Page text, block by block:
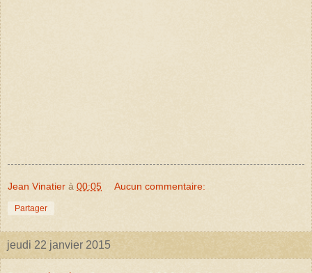
Jean Vinatier à 00:05 Aucun commentaire:
Partager
jeudi 22 janvier 2015